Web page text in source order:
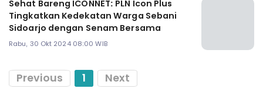
Sehat Bareng ICONNET: PLN Icon Plus
Tingkatkan Kedekatan Warga Sebani
Sidoarjo dengan Senam Bersama
Rabu, 30 Okt 2024 08:00 WIB
Previous 1 Next